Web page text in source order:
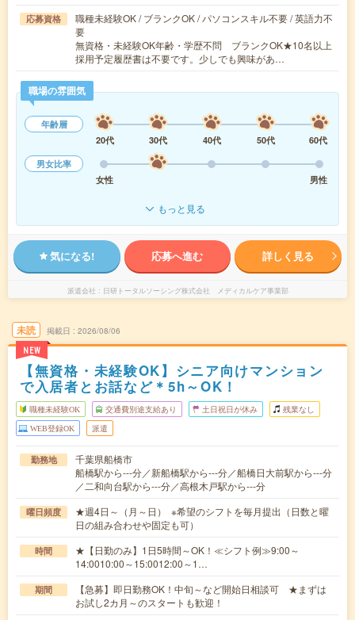
応募資格
職種未経験OK / ブランクOK / パソコンスキル不要 / 英語力不
要
無資格・未経験OK年齢・学歴不問 ブランクOK★10名以上
採用予定履歴書は不要です。少しでも興味があ…
職場の雰囲気
年齢層
20代
30代 40代 50代
60代
男女比率
女性
男性
もっと見る
気になる! 応募へ進む 詳しく見る
派遣会社 日研トータルソーシング株式会社 メディカルケア事業部
未読
NEW
掲載日 2026/08/06
【無資格・未経験OK】シニア向けマンション
で入居者とお話など＊5h～OK！
職種未経験OK 交通費別途支給あり 土日祝日が休み 残業なし
WEB登録OK 派遣
勤務地
千葉県船橋市
船橋駅から---分／新船橋駅から---分／船橋日大前駅から---分
／二和向台駅から---分／高根木戸駅から---分
曜日頻度
★週4日～（月～日） ※希望のシフトを毎月提出（日数と曜
日の組み合わせや固定も可）
時間
★【日勤のみ】1日5時間～OK！≪シフト例≫9:00～
14:0010:00～15:0012:00～1…
期間
【急募】即日勤務OK！中旬～など開始日相談可 ★まずは
お試し2カ月～のスタートも歓迎！